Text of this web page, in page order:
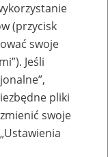
50+
(przycisk
swoje
Jeśli
pliki
swoje